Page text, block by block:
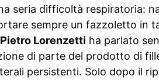
seria difficoltà respiratoria:
sempre un fazzoletto in
Pietro Lorenzetti ha parlato
di parte del prodotto di
persistenti. Solo dopo il